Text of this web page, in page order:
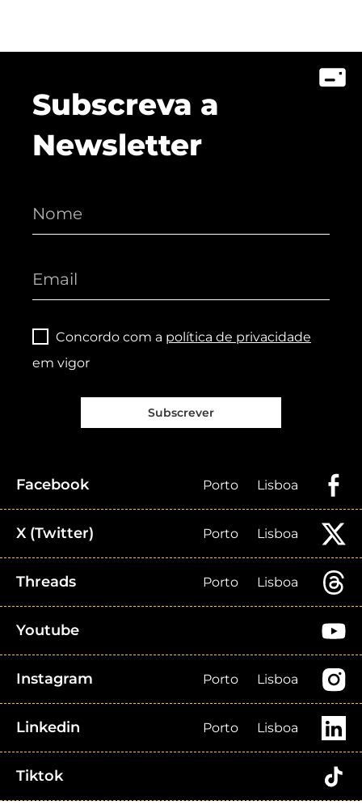
Subscreva a
Newsletter
Concordo com a política de privacidade
em vigor
Subscrever
Facebook Porto Lisboa
X (Twitter) Porto Lisboa
Threads Porto Lisboa
Youtube
Instagram Porto Lisboa
Linkedin Porto Lisboa
Tiktok